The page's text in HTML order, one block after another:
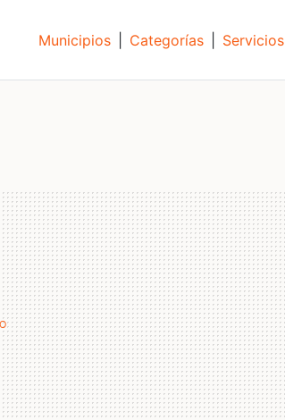
Municipios Categorías Servicios